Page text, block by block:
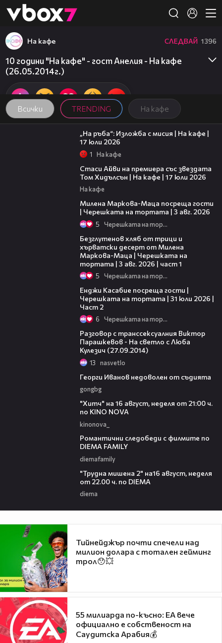
👾
Всички TRENDING На кафе
На кафе СЛЕДВАЙ 1396
10 години "На кафе" - гост Анелия - На кафе
(26.05.2014г.)
09:09
„На ръба“: Изложба с мисия | На кафе |
17 юли 2026
1 На кафе
Стаси Айви на премиера със звездата
Том Хидълсън | На кафе | 17 юли 2026
На кафе
Милена Маркова-Маца посреща гости
| Черешката на тортата | 3 авг. 2026
5 Черешката на тортата
Безглутенов хляб от трици и
хърватски десерт от Милена
Маркова-Маца | Черешката на
тортата | 3 авг. 2026 | част 1
5 Черешката на тортата
Енджи Касабие посреща гости |
Черешката на тортата | 31 юли 2026 |
Част 2
6 Черешката на тортата
Разговор с транссексуалния Виктор
Парашкевов - На светло с Люба
Кулезич (27.09.2014)
13 nasvetlo
Георги Иванов недоволен от съдията
gongbg
"Хитч" на 16 август, неделя от 21:00 ч.
по KINO NOVA
kinonova_
Романтични следобеди с филмите по
DIEMA FAMILY
diemafamily
"Трудна мишена 2" на16 август, неделя
от 22.00 ч. по DIEMA
diema
Тийнейджър почти спечели над
милион долара с тотален гейминг
трол😯💥
55 милиарда по-късно: EA вече
официално е собственост на
Саудитска Арабия💰